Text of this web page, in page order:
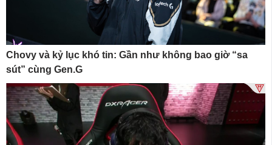
Chovy và kỷ lục khó tin: Gần như không bao giờ “sa
sút” cùng Gen.G